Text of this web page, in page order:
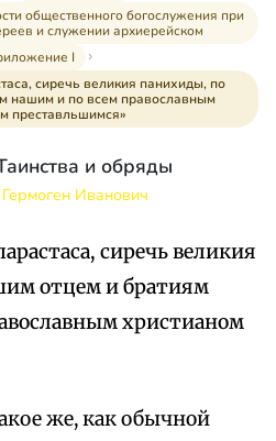
общественного богослужения при
и служении архиерейском
I
сиречь великия панихиды, по
нашим и по всем православным
преставльшимся»
и обряды
Иванович
сиречь великия
отцем и братиям
христианом
же, как обычной